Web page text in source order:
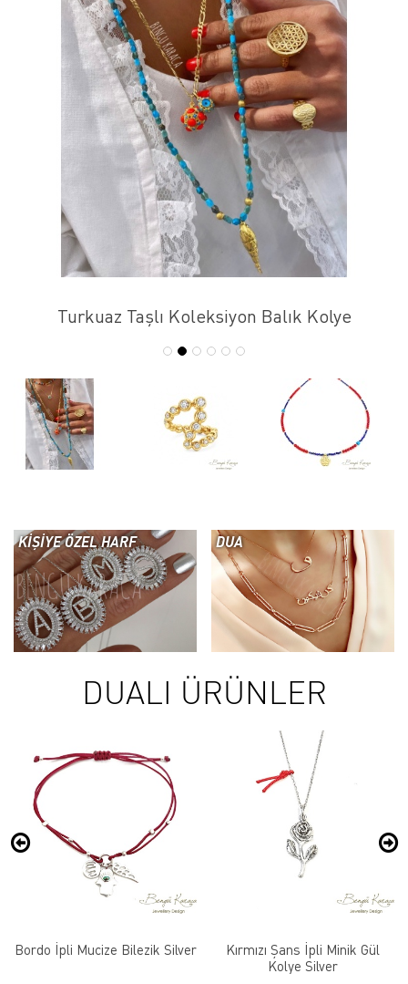
Turkuaz Taşlı Koleksiyon Balık Kolye
KİŞİYE ÖZEL HARF DUA
DUALI ÜRÜNLER
Bordo İpli Mucize Bilezik Silver
Kırmızı Şans İpli Minik Gül
Kolye Silver